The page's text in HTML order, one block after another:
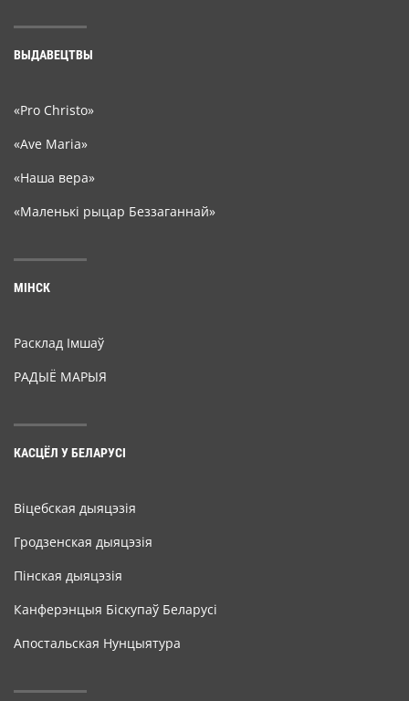
ВЫДАВЕЦТВЫ
«Pro Christo»
«Ave Maria»
«Наша вера»
«Маленькі рыцар Беззаганнай»
МІНСК
Расклад Імшаў
РАДЫЁ МАРЫЯ
КАСЦЁЛ У БЕЛАРУСІ
Віцебская дыяцэзія
Гродзенская дыяцэзія
Пінская дыяцэзія
Канферэнцыя Біскупаў Беларусі
Апостальская Нунцыятура